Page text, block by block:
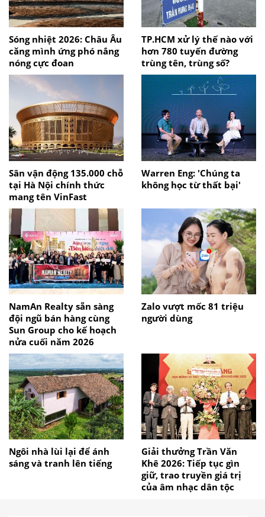
Sóng nhiệt 2026: Châu Âu
căng mình ứng phó nắng
nóng cực đoan
TP.HCM xử lý thế nào với
hơn 780 tuyến đường
trùng tên, trùng số?
Sân vận động 135.000 chỗ
tại Hà Nội chính thức
mang tên VinFast
Warren Eng: 'Chúng ta
không học từ thất bại'
NamAn Realty sẵn sàng
đội ngũ bán hàng cùng
Sun Group cho kế hoạch
nửa cuối năm 2026
Zalo vượt mốc 81 triệu
người dùng
Ngôi nhà lùi lại để ánh
sáng và tranh lên tiếng
Giải thưởng Trần Văn
Khê 2026: Tiếp tục gìn
giữ, trao truyền giá trị
của âm nhạc dân tộc